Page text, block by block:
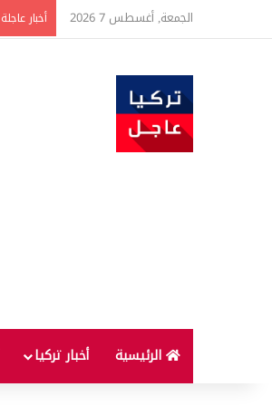
الجمعة, أغسطس 7 2026 أخبار عاجلة
الرئيسية أخبار تركيا